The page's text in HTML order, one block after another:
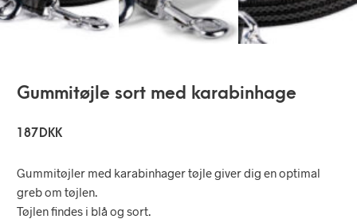
Gummitøjle sort med karabinhage
187 DKK
Gummitøjler med karabinhager tøjle giver dig en optimal
greb om tøjlen.
Tøjlen findes i blå og sort.